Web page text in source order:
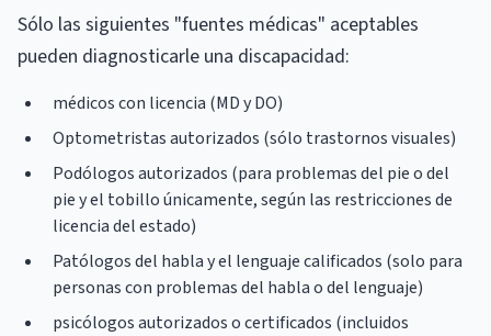
Sólo las siguientes "fuentes médicas" aceptables
pueden diagnosticarle una discapacidad:
médicos con licencia (MD y DO)
Optometristas autorizados (sólo trastornos visuales)
Podólogos autorizados (para problemas del pie o del
pie y el tobillo únicamente, según las restricciones de
licencia del estado)
Patólogos del habla y el lenguaje calificados (solo para
personas con problemas del habla o del lenguaje)
psicólogos autorizados o certificados (incluidos